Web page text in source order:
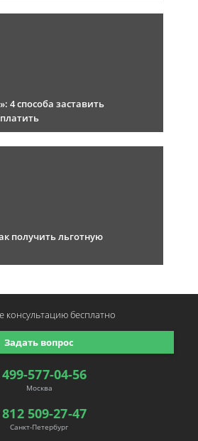
4 способа заставить
получить льготную
577-04-56
Москва
509-27-47
Санкт-Петербург
Задать вопрос
консультациюбесплатно